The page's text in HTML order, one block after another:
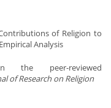
of Religion to
Analysis
peer-reviewed
of Research on Religion